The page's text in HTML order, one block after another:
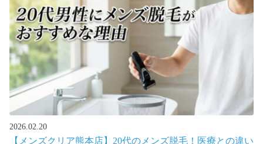
2026.02.20
【メンズクリア熊本店】20代のメンズ脱毛！医療との違い